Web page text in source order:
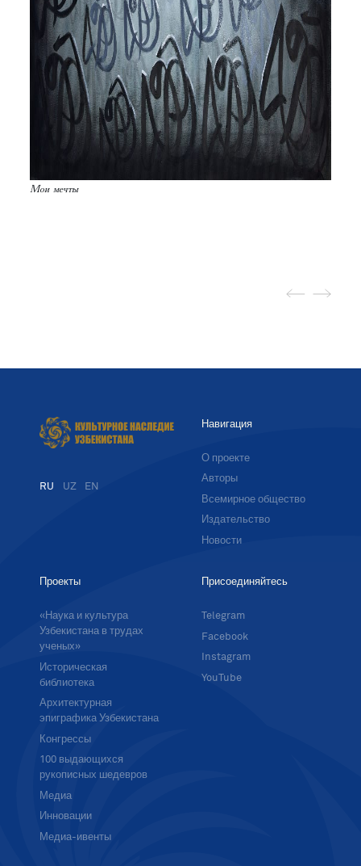
Мои мечты
RU UZ EN
Навигация
О проекте
Авторы
Всемирное общество
Издательство
Новости
Проекты
«Наука и культура
Узбекистана в трудах
ученых»
Историческая
библиотека
Архитектурная
эпиграфика Узбекистана
Конгрессы
100 выдающихся
рукописных шедевров
Медиа
Инновации
Медиа-ивенты
Присоединяйтесь
Telegram
Facebook
Instagram
YouTube